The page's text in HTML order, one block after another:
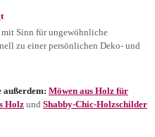
mit Sinn für ungewöhnliche
zu einer persönlichen Deko- und
außerdem: Möwen aus Holz für
Holz und Shabby-Chic-Holzschilder